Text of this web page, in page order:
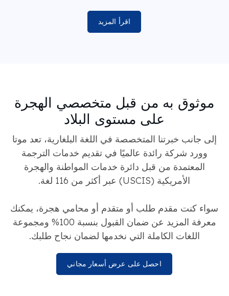
اقرأ المزيد
موثوق به من قبل متخصصي الهجرة
على مستوى البلاد
إلى جانب خبرتنا المتخصصة في اللغة البلغارية، تعد موتا
وورد شركة رائدة عالميًا في تقديم خدمات الترجمة
المعتمدة من قبل دائرة خدمات المواطنة والهجرة
الأمريكية (USCIS) عبر أكثر من 116 لغة.
سواء كنت مقدم طلب أو متقدم أو محامي هجرة، يمكنك
معرفة المزيد عن ضمان القبول بنسبة 100% ومجموعة
اللغات الكاملة التي نخدمها لضمان نجاح طلبك.
احصل على عرض أسعار مجاني